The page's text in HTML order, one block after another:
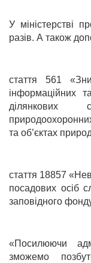
У міністерстві
разів. А також
стаття 561
інформаційних
ділянкових
та об’єктах
стаття 18857
посадових осіб
заповідного
«Посилюючи
зможемо